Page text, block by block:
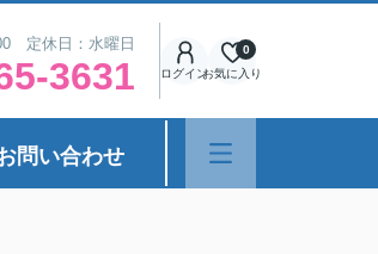
定休日：水曜日
3631 ログインお気に入り
0
問い合わせ